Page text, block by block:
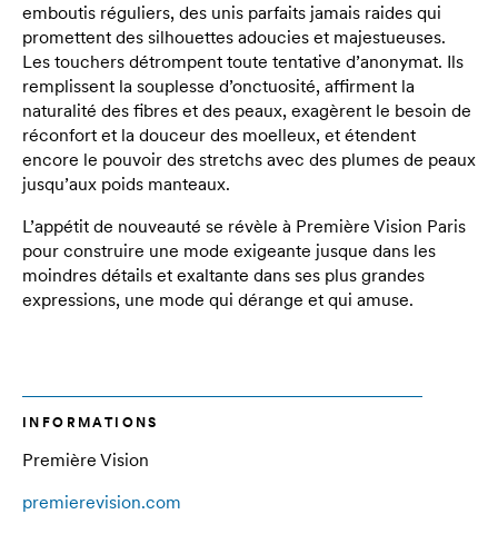
emboutis réguliers, des unis parfaits jamais raides qui
promettent des silhouettes adoucies et majestueuses.
Les touchers détrompent toute tentative d’anonymat. Ils
remplissent la souplesse d’onctuosité, affirment la
naturalité des fibres et des peaux, exagèrent le besoin de
réconfort et la douceur des moelleux, et étendent
encore le pouvoir des stretchs avec des plumes de peaux
jusqu’aux poids manteaux.
L’appétit de nouveauté se révèle à Première Vision Paris
pour construire une mode exigeante jusque dans les
moindres détails et exaltante dans ses plus grandes
expressions, une mode qui dérange et qui amuse.
INFORMATIONS
Première Vision
premierevision.com